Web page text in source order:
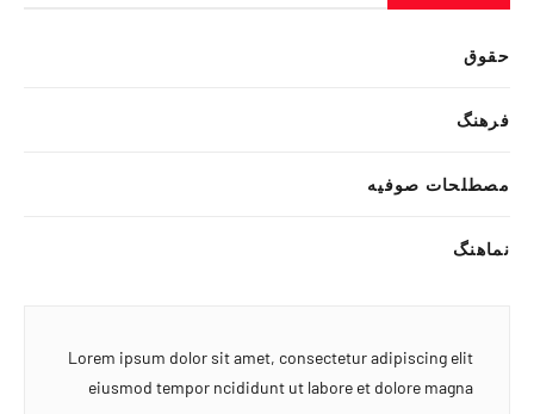
حقوق
فرهنگ
مصطلحات صوفیه
نماهنگ
Lorem ipsum dolor sit amet, consectetur adipiscing elit
eiusmod tempor ncididunt ut labore et dolore magna